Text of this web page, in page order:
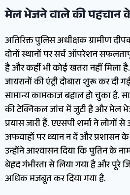
मेल भेजने वाले की पहचान के
अतिरिक्त पुलिस अधीक्षक ग्रामीण
दोनों स्थानों पर सर्च ऑपरेशन
है और कहीं भी कोई खतरा नहीं मिला
जायरानों की एंट्री दोबारा शुरू कर
सामान्य कामकाज बहाल हो चुका है.
की टेक्निकल जांच में जुटी है और मेल
प्रयास जारी हैं. एएसपी शर्मा ने लोगों
अफवाहों पर ध्यान न दें और प्रशासन
उन्होंने आश्वासन दिया कि पुतिन के
बेहद गंभीरता से लिया गया है और पूरे
अधिक मजबूत कर दिया गया है.